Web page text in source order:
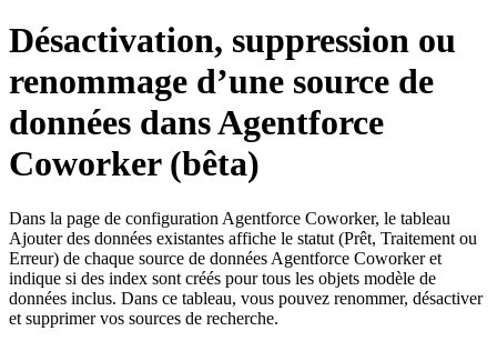
Désactivation, suppression ou
renommage d’une source de
données dans Agentforce
Coworker (bêta)
Dans la page de configuration Agentforce Coworker, le tableau
Ajouter des données existantes affiche le statut (Prêt, Traitement ou
Erreur) de chaque source de données Agentforce Coworker et
indique si des index sont créés pour tous les objets modèle de
données inclus. Dans ce tableau, vous pouvez renommer, désactiver
et supprimer vos sources de recherche.